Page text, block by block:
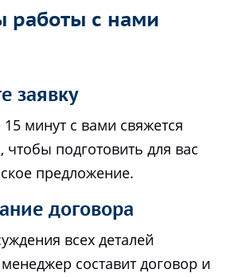
работы с нами
заявку
минут с вами свяжется
чтобы подготовить для вас
предложение.
договора
всех деталей
составит договор и